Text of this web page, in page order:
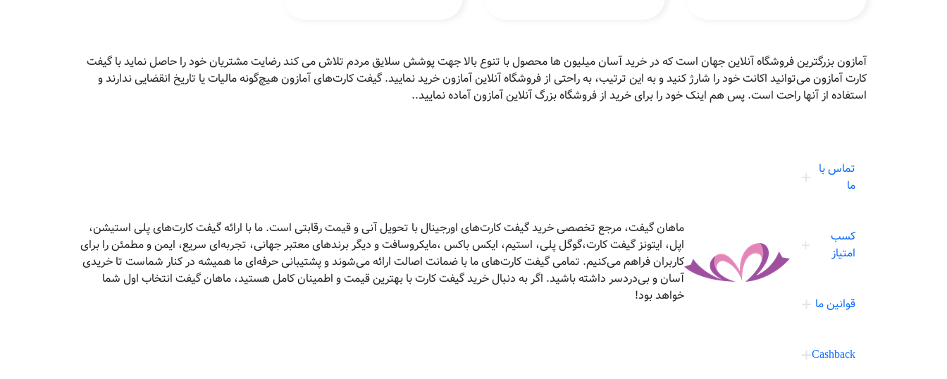
آمازون بزرگترین فروشگاه آنلاین جهان است که در خرید آسان میلیون ها محصول با تنوع بالا جهت پوشش سلایق مردم تلاش می کند رضایت مشتریان خود را حاصل نماید با گیفت
کارت آمازون می‌توانید اکانت خود را شارژ کنید و به این ترتیب، به راحتی از فروشگاه آنلاین آمازون خرید نمایید. گیفت‌ کارت‌های آمازون هیچ‌گونه مالیات یا تاریخ انقضایی ندارند و
استفاده از آنها راحت است. پس هم اینک خود را برای خرید از فروشگاه بزرگ آنلاین آمازون آماده نمایید..
تماس با
ما
کسب
امتیاز
قوانین ما
Cashback
ماهان گیفت، مرجع تخصصی خرید گیفت کارت‌های اورجینال با تحویل آنی و قیمت رقابتی است. ما با ارائه گیفت کارت‌های پلی استیشن،
اپل، ایتونز گیفت کارت،گوگل پلی، استیم، ایکس باکس ،مایکروسافت و دیگر برندهای معتبر جهانی، تجربه‌ای سریع، ایمن و مطمئن را برای
کاربران فراهم می‌کنیم. تمامی گیفت کارت‌های ما با ضمانت اصالت ارائه می‌شوند و پشتیبانی حرفه‌ای ما همیشه در کنار شماست تا خریدی
آسان و بی‌دردسر داشته باشید. اگر به دنبال خرید گیفت کارت با بهترین قیمت و اطمینان کامل هستید، ماهان گیفت انتخاب اول شما
خواهد بود!